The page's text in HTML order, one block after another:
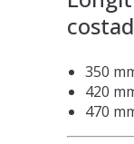
350
420
470